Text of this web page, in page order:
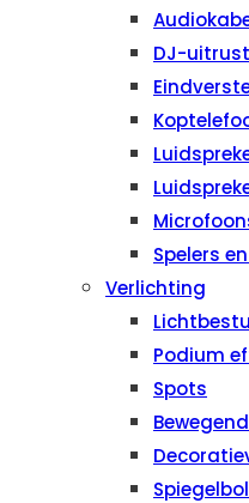
DJ-
Spelers
Verlichting
Podium
Spots